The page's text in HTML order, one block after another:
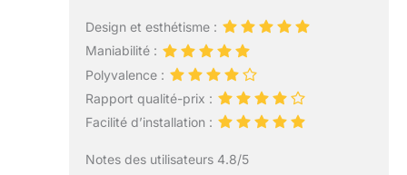
Design et esthétisme :
Maniabilité :
Polyvalence :
Rapport qualité-prix :
Facilité d’installation :
Notes des utilisateurs 4.8/5